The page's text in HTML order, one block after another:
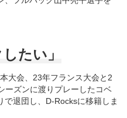
たい」
大会、23年フランス大会と2
ーズンに渡りプレーしたコベ
で退団し、D-Rocksに移籍しま